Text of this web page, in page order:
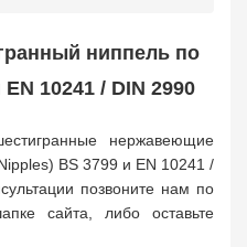
ниппель по
10241 / DIN 2990
нержавеющие
BS 3799 и EN 10241 /
позвоните нам по
сайта, либо оставьте